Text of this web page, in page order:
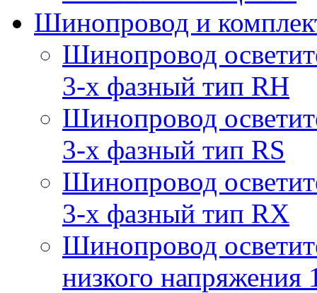
Шинопровод и
Шинопровод
3-х фазный тип RH
Шинопровод
3-х фазный тип RS
Шинопровод
3-х фазный тип RX
Шинопровод
низкого напряжения